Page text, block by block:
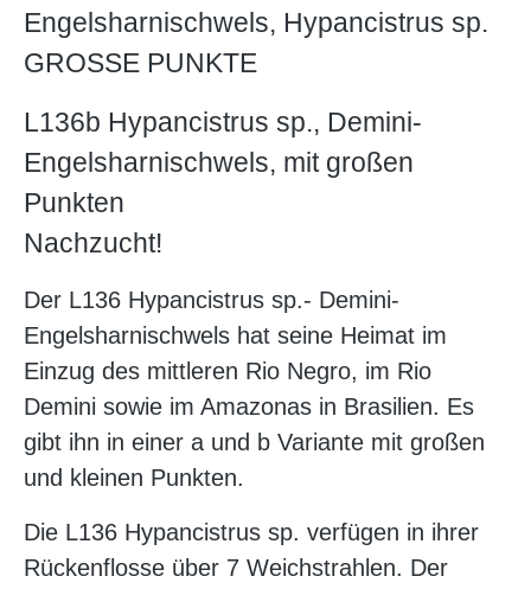
Engelsharnischwels, Hypancistrus sp.
GROSSE PUNKTE
L136b Hypancistrus sp., Demini-
Engelsharnischwels, mit großen
Punkten
Nachzucht!
Der L136 Hypancistrus sp.- Demini-
Engelsharnischwels hat seine Heimat im
Einzug des mittleren Rio Negro, im Rio
Demini sowie im Amazonas in Brasilien. Es
gibt ihn in einer a und b Variante mit großen
und kleinen Punkten.
Die L136 Hypancistrus sp. verfügen in ihrer
Rückenflosse über 7 Weichstrahlen. Der